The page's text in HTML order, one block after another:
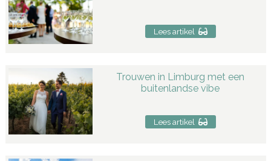
Lees artikel
Trouwen in Limburg met een
buitenlandse vibe
Lees artikel